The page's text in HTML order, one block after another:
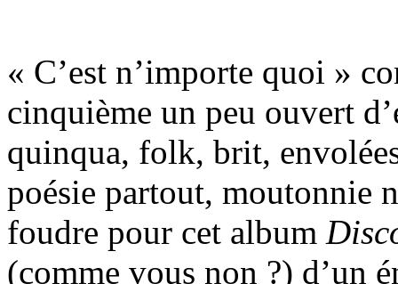
« C’est n’importe quoi »
cinquième un peu ouvert
quinqua, folk, brit,
poésie partout, moutonnie
foudre pour cet album
(comme vous non ?) d’un